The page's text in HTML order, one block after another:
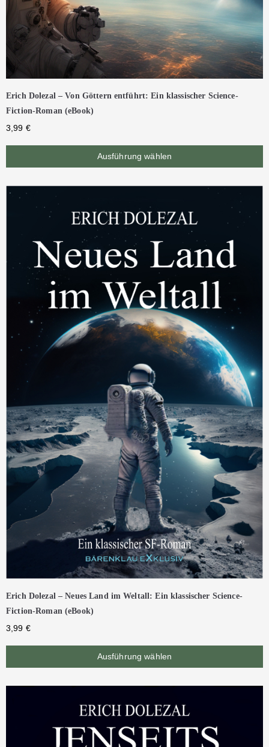
Erich Dolezal – Von Göttern entführt: Ein klassischer Science-
Fiction-Roman (eBook)
3,99 €
Ausführung wählen
Erich Dolezal – Neues Land im Weltall: Ein klassischer Science-
Fiction-Roman (eBook)
3,99 €
Ausführung wählen